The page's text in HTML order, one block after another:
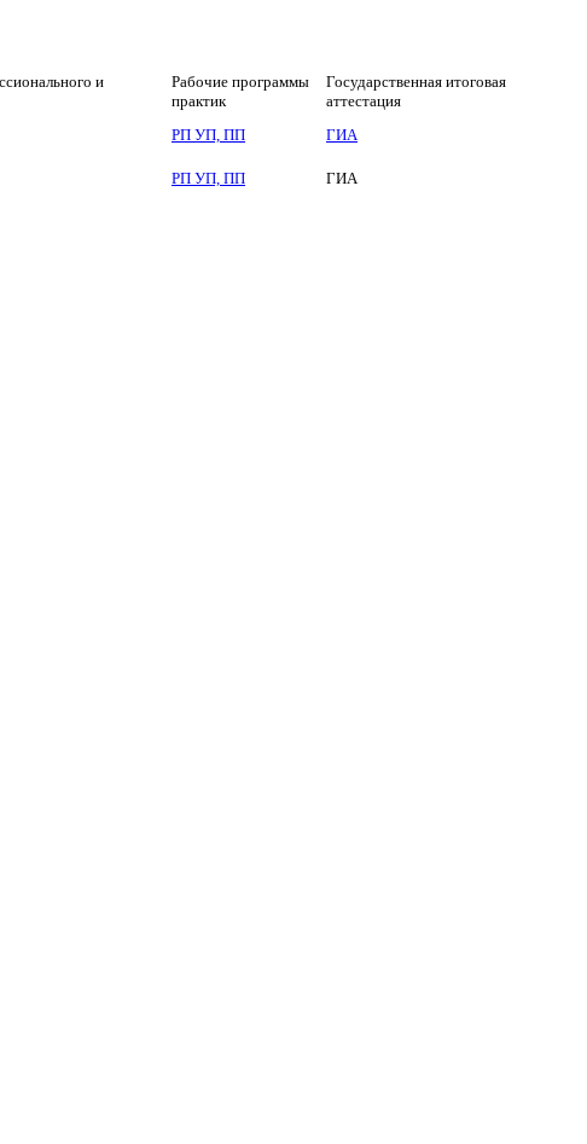
и
Рабочие программы
практик
Государственная итоговая
аттестация
РП УП, ПП ГИА
РП УП, ПП ГИА